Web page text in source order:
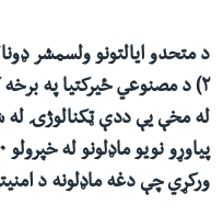
شئ
د متحدو ایالتونو ولسمشر
۲) د مصنوعي ځيرکتيا په
له مخې يې ددې ټکنالوژۍ له
ورکړي چې دغه ماډلونه د